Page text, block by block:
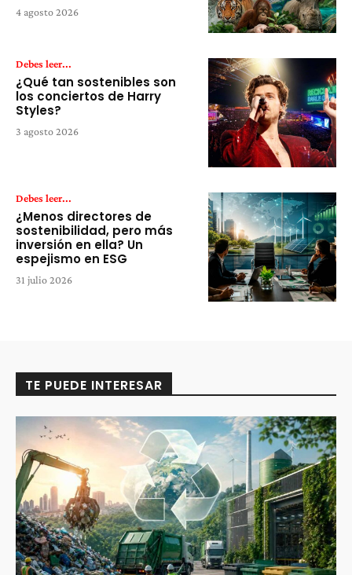
4 agosto 2026
Debes leer...
¿Qué tan sostenibles son
los conciertos de Harry
Styles?
3 agosto 2026
Debes leer...
¿Menos directores de
sostenibilidad, pero más
inversión en ella? Un
espejismo en ESG
31 julio 2026
TE PUEDE INTERESAR